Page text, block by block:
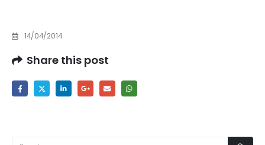
14/04/2014
Share this post